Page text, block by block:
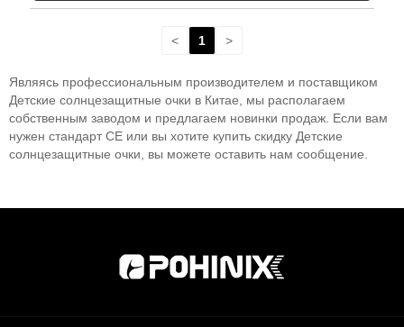
< 1 >
Являясь профессиональным производителем и поставщиком
Детские солнцезащитные очки в Китае, мы располагаем
собственным заводом и предлагаем новинки продаж. Если вам
нужен стандарт CE или вы хотите купить скидку Детские
солнцезащитные очки, вы можете оставить нам сообщение.